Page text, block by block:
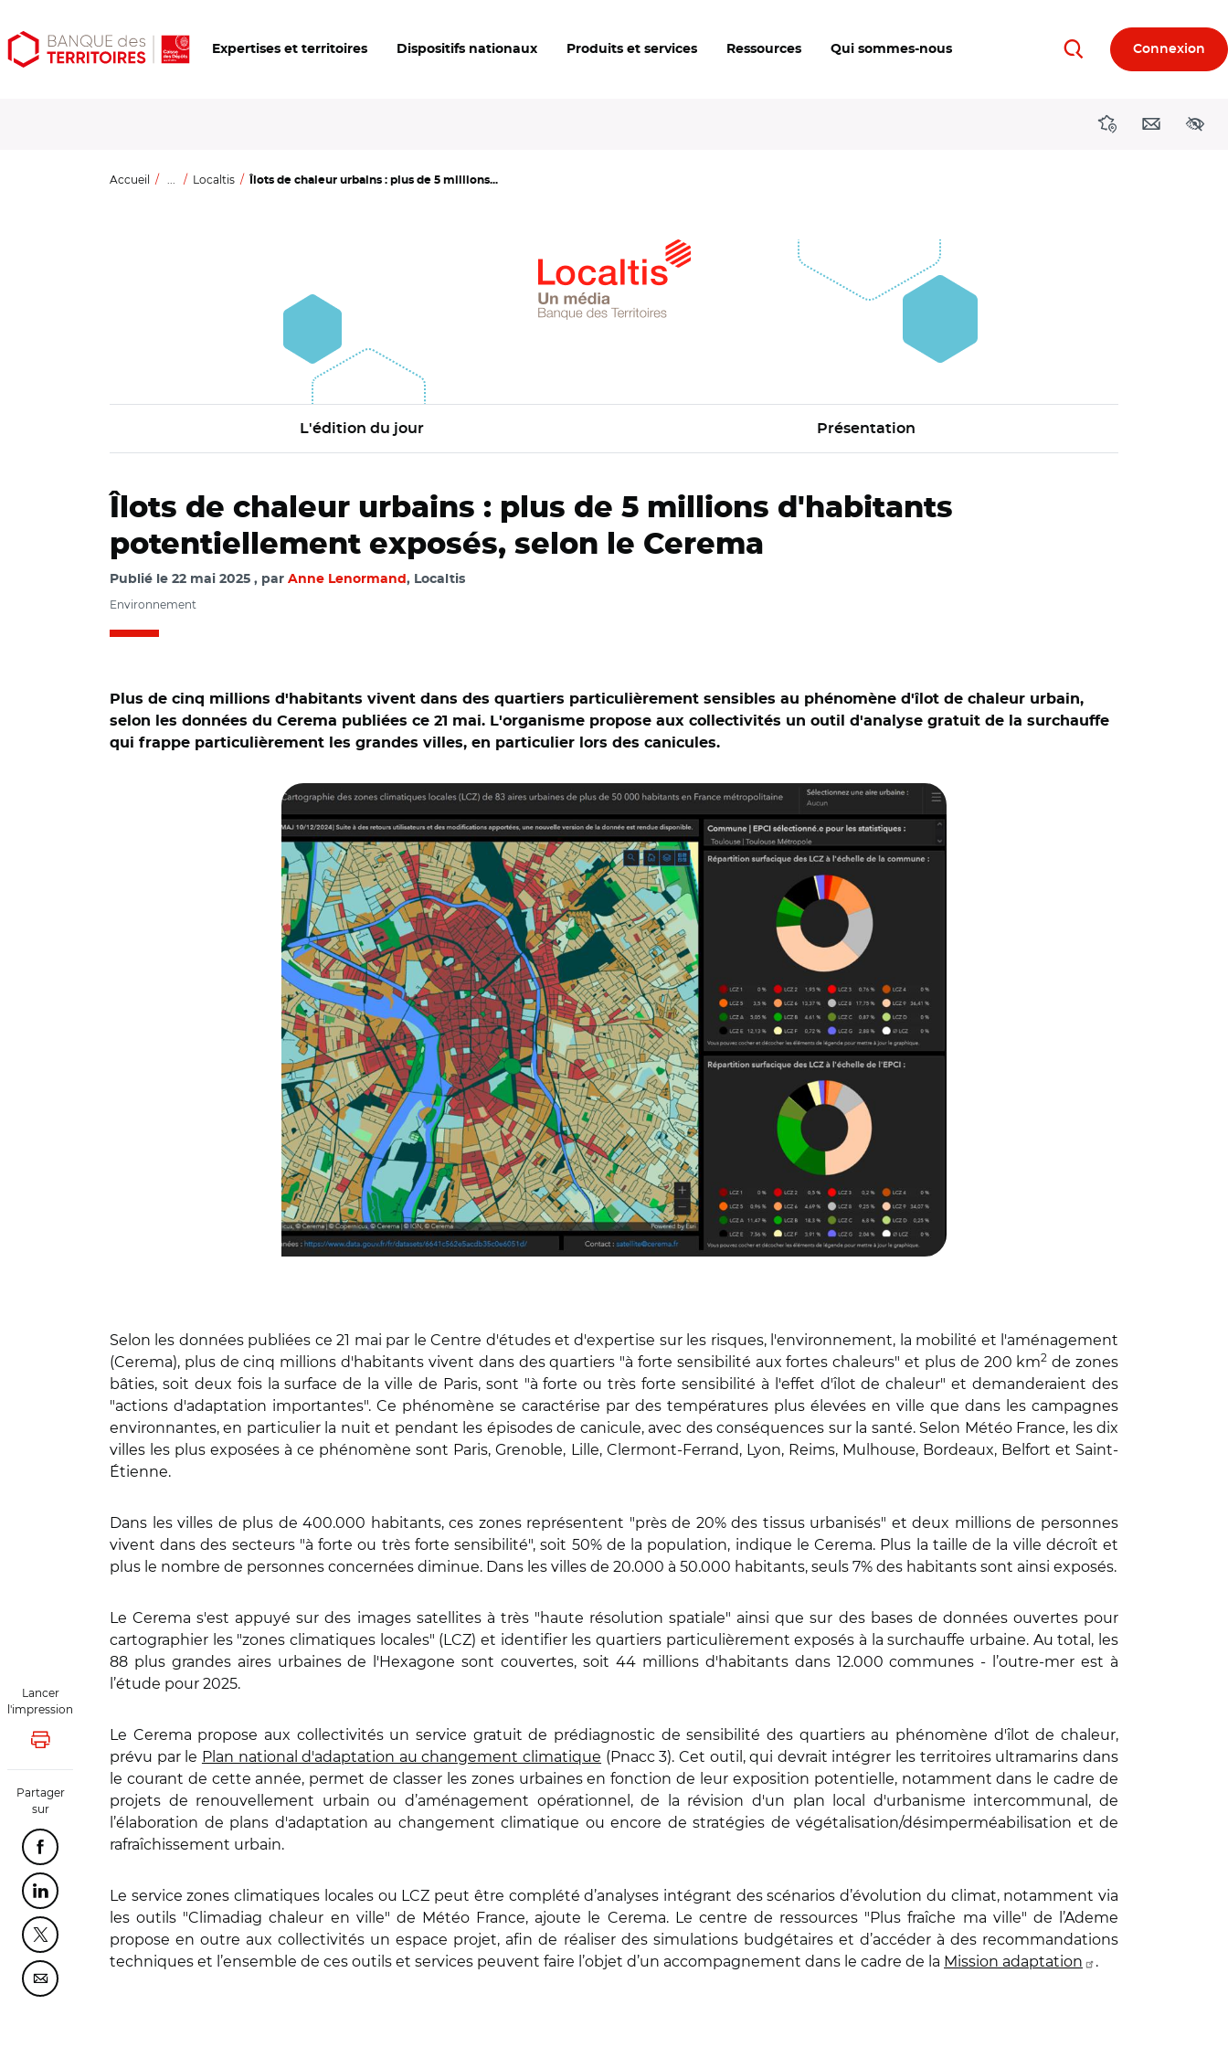
Aller
au
Aller
au
Ouvrir
les
Expertises et territoires Dispositifs nationaux Produits et services Ressources Qui sommes-nous RechercherConnexion
DirectionsContact
Accueil ... Localtis Îlots de chaleur urbains : plus de 5 millions...
L'édition du jour Présentation
Lancer
l'impression
Lancer l'impression
Partager
sur
Partager cette page sur Facebook
Partager cette page sur Linkedin
Partager cette page sur Twitter
Partager cette page sur Courriel
Îlots de chaleur urbains : plus de 5 millions d'habitants
potentiellement exposés, selon le Cerema
Publié le 22 mai 2025 par Anne Lenormand , Localtis
Environnement
Plus de cinq millions d'habitants vivent dans des quartiers particulièrement sensibles au phénomène d'îlot de chaleur urbain,
selon les données du Cerema publiées ce 21 mai. L'organisme propose aux collectivités un outil d'analyse gratuit de la surchauffe
qui frappe particulièrement les grandes villes, en particulier lors des canicules.
Selon les données publiées ce 21 mai par le Centre d'études et d'expertise sur les risques, l'environnement, la mobilité et l'aménagement
(Cerema), plus de cinq millions d'habitants vivent dans des quartiers "à forte sensibilité aux fortes chaleurs" et plus de 200 km2 de zones
bâties, soit deux fois la surface de la ville de Paris, sont "à forte ou très forte sensibilité à l'effet d'îlot de chaleur" et demanderaient des
"actions d'adaptation importantes". Ce phénomène se caractérise par des températures plus élevées en ville que dans les campagnes
environnantes, en particulier la nuit et pendant les épisodes de canicule, avec des conséquences sur la santé. Selon Météo France, les dix
villes les plus exposées à ce phénomène sont Paris, Grenoble, Lille, Clermont-Ferrand, Lyon, Reims, Mulhouse, Bordeaux, Belfort et Saint-
Étienne.
Dans les villes de plus de 400.000 habitants, ces zones représentent "près de 20% des tissus urbanisés" et deux millions de personnes
vivent dans des secteurs "à forte ou très forte sensibilité", soit 50% de la population, indique le Cerema. Plus la taille de la ville décroît et
plus le nombre de personnes concernées diminue. Dans les villes de 20.000 à 50.000 habitants, seuls 7% des habitants sont ainsi exposés.
Le Cerema s'est appuyé sur des images satellites à très "haute résolution spatiale" ainsi que sur des bases de données ouvertes pour
cartographier les "zones climatiques locales" (LCZ) et identifier les quartiers particulièrement exposés à la surchauffe urbaine. Au total, les
88 plus grandes aires urbaines de l'Hexagone sont couvertes, soit 44 millions d'habitants dans 12.000 communes - l’outre-mer est à
l’étude pour 2025.
Le Cerema propose aux collectivités un service gratuit de prédiagnostic de sensibilité des quartiers au phénomène d'îlot de chaleur,
prévu par le Plan national d'adaptation au changement climatique (Pnacc 3). Cet outil, qui devrait intégrer les territoires ultramarins dans
le courant de cette année, permet de classer les zones urbaines en fonction de leur exposition potentielle, notamment dans le cadre de
projets de renouvellement urbain ou d’aménagement opérationnel, de la révision d'un plan local d'urbanisme intercommunal, de
l’élaboration de plans d'adaptation au changement climatique ou encore de stratégies de végétalisation/désimperméabilisation et de
rafraîchissement urbain.
Le service zones climatiques locales ou LCZ peut être complété d’analyses intégrant des scénarios d’évolution du climat, notamment via
les outils "Climadiag chaleur en ville" de Météo France, ajoute le Cerema. Le centre de ressources "Plus fraîche ma ville" de l’Ademe
propose en outre aux collectivités un espace projet, afin de réaliser des simulations budgétaires et d’accéder à des recommandations
techniques et l’ensemble de ces outils et services peuvent faire l’objet d’un accompagnement dans le cadre de la Mission adaptation .